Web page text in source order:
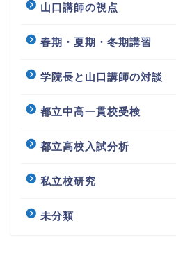
山口講師の視点
春期・夏期・冬期講習
学院長と山口講師の対談
都立中高一貫校受検
都立高校入試分析
私立校研究
未分類